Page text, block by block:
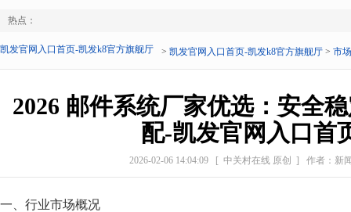
热点：
凯发官网入口首页-凯发k8官方旗舰厅 > 凯发官网入口首页-凯发k8官方旗舰厅 > 市场
2026 邮件系统厂家优选：安全
配-凯发官网入口首
2026-02-06 14:04:09 [ 中关村在线 原创 ] 作者：新
一、行业市场概况